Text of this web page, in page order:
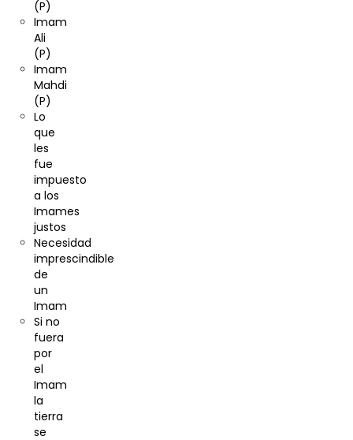
(P)
Imam
Ali
(P)
Imam
Mahdi
(P)
Lo
que
les
fue
impuesto
a los
Imames
justos
Necesidad
imprescindible
de
un
Imam
Si no
fuera
por
el
Imam
la
tierra
se